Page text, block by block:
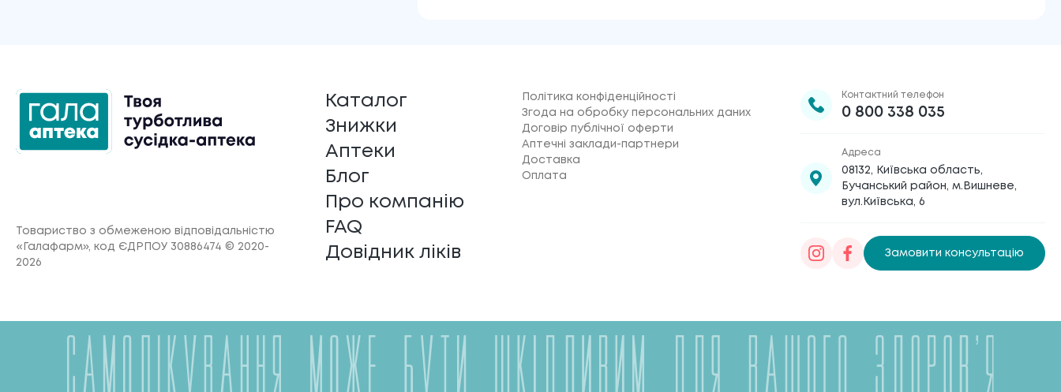
Товариство з обмеженою відповідальністю
«Галафарм», код ЄДРПОУ 30886474 © 2020-
2026
Каталог
Знижки
Аптеки
Блог
Про компанію
FAQ
Довідник ліків
Політика конфіденційності
Згода на обробку персональних даних
Договір публічної оферти
Аптечні заклади-партнери
Доставка
Оплата
Контактний телефон
0 800 338 035
Адреса
08132, Київська область,
Бучанський район, м.Вишневе,
вул.Київська, 6
Замовити консультацію